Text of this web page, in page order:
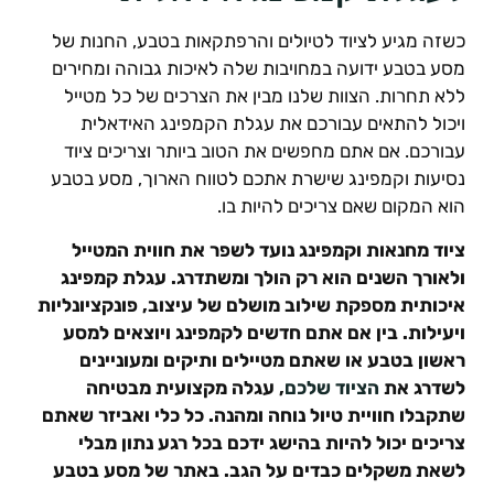
מגיע לציוד לטיולים והרפתקאות בטבע, החנות של
בטבע ידועה במחויבות שלה לאיכות גבוהה ומחירים
תחרות. הצוות שלנו מבין את הצרכים של כל מטייל
להתאים עבורכם את עגלת הקמפינג האידאלית
אם אתם מחפשים את הטוב ביותר וצריכים ציוד
וקמפינג שישרת אתכם לטווח הארוך, מסע בטבע
המקום שאם צריכים להיות בו.
מחנאות וקמפינג נועד לשפר את חווית המטייל
השנים הוא רק הולך ומשתדרג. עגלת קמפינג
מספקת שילוב מושלם של עיצוב, פונקציונליות
בין אם אתם חדשים לקמפינג ויוצאים למסע
בטבע או שאתם מטיילים ותיקים ומעוניינים
את הציוד שלכם, עגלה מקצועית מבטיחה
חוויית טיול נוחה ומהנה. כל כלי ואביזר שאתם
יכול להיות בהישג ידכם בכל רגע נתון מבלי
משקלים כבדים על הגב. באתר של מסע בטבע